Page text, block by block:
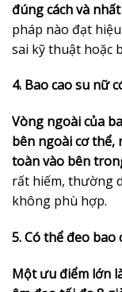
đúng cách và
pháp nào đạt
sai kỹ thuật hoặc
4. Bao cao su nữ
Vòng ngoài của
bên ngoài cơ thể,
toàn vào bên
rất hiếm, thường
không phù hợp.
5. Có thể đeo
Một ưu điểm lớn